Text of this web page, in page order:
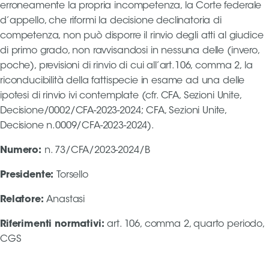
partner
delle
nazionali
Assicurazione
Cerca
Whistleblowing
Area
Media
erroneamente la propria incompetenza, la Corte federale
d’appello, che riformi la decisione declinatoria di
competenza, non può disporre il rinvio degli atti al giudice
di primo grado, non ravvisandosi in nessuna delle (invero,
poche), previsioni di rinvio di cui all’art.106, comma 2, la
riconducibilità della fattispecie in esame ad una delle
ipotesi di rinvio ivi contemplate (cfr. CFA, Sezioni Unite,
Decisione/0002/CFA-2023-2024; CFA, Sezioni Unite,
Decisione n.0009/CFA-2023-2024).
Numero: n. 73/CFA/2023-2024/B
Presidente: Torsello
Relatore:Anastasi
Riferimenti normativi:art. 106, comma 2, quarto periodo,
CGS